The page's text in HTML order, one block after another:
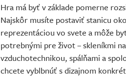
Hra má byť v základe pomerne
Najskôr musíte postaviť stanicu
reprezentáciou vo svete a môže
potrebnými pre život – skleníkmi
vzduchotechnikou, spálňami a
chcete vyblbnúť s dizajnom